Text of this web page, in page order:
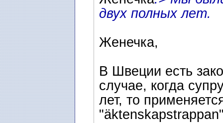
двух полных лет.
Женечка,
В Швеции есть
случае, когда
лет, то